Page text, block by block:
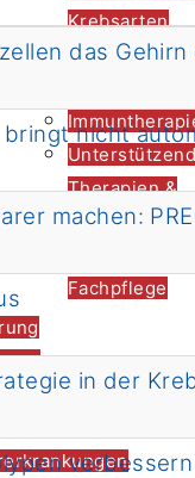
Krebsarten
nach
Therapien &
Angebote
Fachpflege
das
nicht
machen:
in der